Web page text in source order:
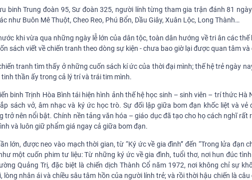
binh Trung đoàn 95, Sư đoàn 325, người lính từng tham gia trận đánh 81
như Buôn Mê Thuột, Cheo Reo, Phú Bổn, Dầu Giây, Xuân Lộc, Long Thành…
khi vừa qua những ngày lễ lớn của dân tộc, toàn dân hướng về tri ân các thế
sách viết về chiến tranh theo dòng sự kiện - chưa bao giờ lại được quan tâm
tranh tìm thấy ở những cuốn sách kí ức của thời đại mình; thế hệ trẻ ngày
thần ấy trong cả lý trí và trái tim mình.
binh Trịnh Hòa Bình tái hiện hình ảnh thế hệ học sinh – sinh viên – trí thức
sách vở, âm nhạc và ký ức học trò. Sự đối lập giữa bom đạn khốc liệt và vẻ
trở nên nổi bật. Chính nền tảng văn hóa – giáo dục đã tạo cho họ cách nghĩ rất
và luôn giữ phẩm giá ngay cả giữa bom đạn.
lớn, được neo vào mạch thời gian, từ “Ký ức về gia đình” đến “Trong lửa đạn
một cuốn phim tư liệu: Từ những ký ức về gia đình, tuổi thơ, nơi hun đúc
Quảng Trị, đặc biệt là chiến dịch Thành Cổ năm 1972, nơi không chỉ sự
lòng nhân ái và chiều sâu tâm hồn của người lính trẻ; và rồi thời hậu chiến là